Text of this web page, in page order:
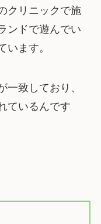
クリニックで施
ンドで遊んでい
います。
一致しており、
ているんです